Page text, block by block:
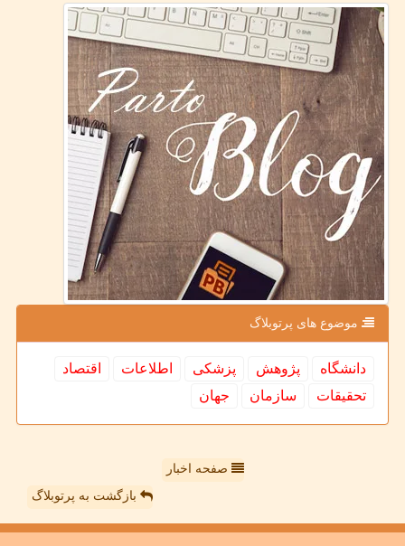
موضوع های پرتوبلاگ
دانشگاه پژوهش پزشكی اطلاعات
اقتصاد
تحقیقات
سازمان جهان
صفحه اخبار
بازگشت به پرتوبلاگ